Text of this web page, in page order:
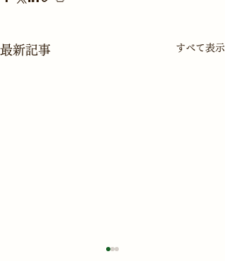
最新記事 すべて表示